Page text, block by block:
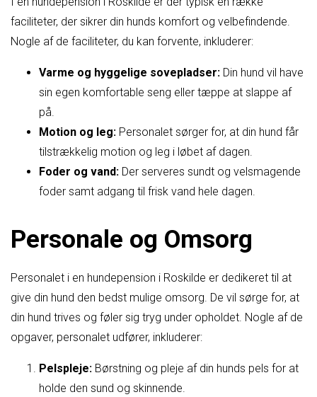
faciliteter, der sikrer din hunds komfort og velbefindende.
Nogle af de faciliteter, du kan forvente, inkluderer:
Varme og hyggelige sovepladser: Din hund vil have
sin egen komfortable seng eller tæppe at slappe af
på.
Motion og leg: Personalet sørger for, at din hund får
tilstrækkelig motion og leg i løbet af dagen.
Foder og vand: Der serveres sundt og velsmagende
foder samt adgang til frisk vand hele dagen.
Personale og Omsorg
Personalet i en hundepension i Roskilde er dedikeret til at
give din hund den bedst mulige omsorg. De vil sørge for, at
din hund trives og føler sig tryg under opholdet. Nogle af de
opgaver, personalet udfører, inkluderer:
Pelspleje: Børstning og pleje af din hunds pels for at
holde den sund og skinnende.